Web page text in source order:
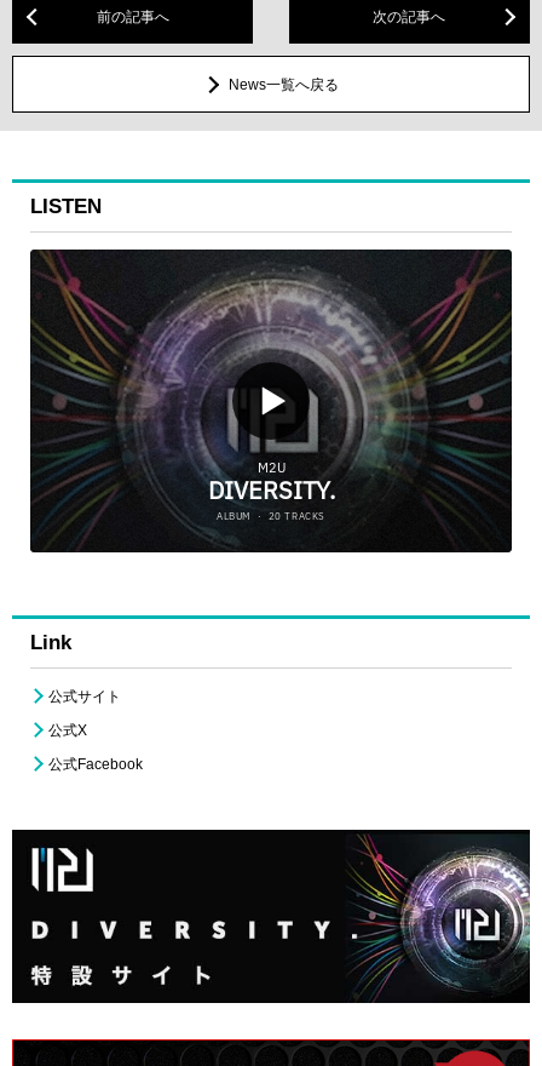
前の記事へ 次の記事へ
News一覧へ戻る
LISTEN
Link
公式サイト
公式X
公式Facebook